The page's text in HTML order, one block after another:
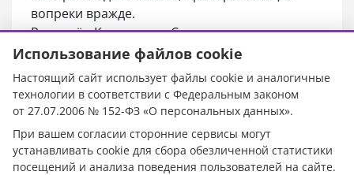
вопреки вражде.
Режиссёр Константин Солдатов сталкивает не
просто два клана — Монтекки и Капулетти, —
но и две эпохи, два противоположных
мировоззрения. Он расширяет идею классика
о необходимости высшей силы – спасающей и
примиряющей. Непоколебимая, чистая,
искренняя любовь. Та самая, живущая во все
времена, присущая всем поколениям.
Использование файлов cookie
Настоящий сайт использует файлы cookie и аналогичные
технологии в соответствии с Федеральным законом
от 27.07.2006 № 152-ФЗ «О персональных данных».
При вашем согласии сторонние сервисы могут
устанавливать cookie для сбора обезличенной статистики
посещений и анализа поведения пользователей на сайте.